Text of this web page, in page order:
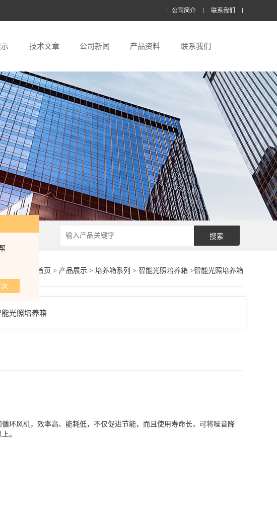
公司简介 联系我们
技术文章 公司新闻 产品资料 联系我们
首页 > 产品展示> 培养箱系列 > 智能光照培养箱>智能光照培养箱
环风机，效率高、能耗低，不仅促进节能，而且使用寿命长，可将噪音降
。